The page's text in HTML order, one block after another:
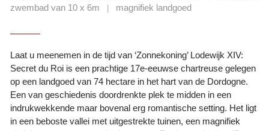
zwembad van 10 x 6m
| magnifiek landgoed
Laat u meenemen in de tijd van ‘Zonnekoning’ Lodewijk XIV:
Secret du Roi is een prachtige 17e-eeuwse chartreuse gelegen
op een landgoed van 74 hectare in het hart van de Dordogne.
Een van geschiedenis doordrenkte plek te midden in een
indrukwekkende maar bovenal erg romantische setting. Het ligt
in een beboste vallei met uitgestrekte tuinen, een magnifiek